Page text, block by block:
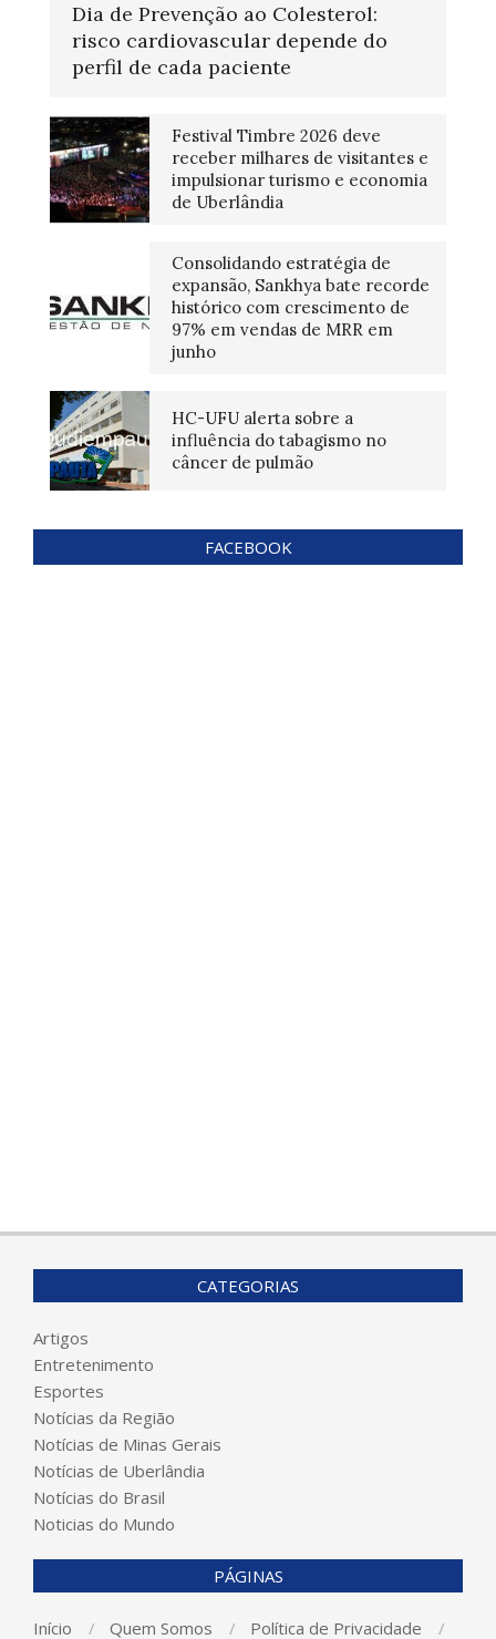
Dia de Prevenção ao Colesterol:
risco cardiovascular depende do
perfil de cada paciente
Festival Timbre 2026 deve
receber milhares de visitantes e
impulsionar turismo e economia
de Uberlândia
Consolidando estratégia de
expansão, Sankhya bate recorde
histórico com crescimento de
97% em vendas de MRR em
junho
HC-UFU alerta sobre a
influência do tabagismo no
câncer de pulmão
FACEBOOK
CATEGORIAS
Artigos
Entretenimento
Esportes
Notícias da Região
Notícias de Minas Gerais
Notícias de Uberlândia
Notícias do Brasil
Noticias do Mundo
PÁGINAS
Início Quem Somos Política de Privacidade